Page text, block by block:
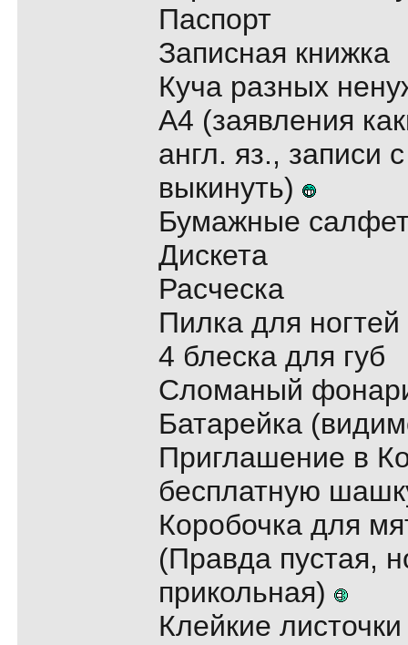
Паспорт
Записная книжка
Куча разных
А4 (заявления
англ. яз., записи
выкинуть)
Бумажные
Дискета
Расческа
Пилка для ногтей
4 блеска для губ
Сломаный
Батарейка
Приглашение в
бесплатную
Коробочка для
(Правда пустая,
прикольная)
Клейкие листочки